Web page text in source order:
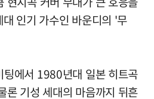
인기 가수인 바운디의 '무
팅에서 1980년대 일본 히트곡
론 기성 세대의 마음까지 뒤흔